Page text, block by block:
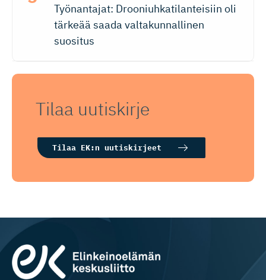
Työnantajat: Drooniuhkatilanteisiin oli
tärkeää saada valtakunnallinen
suositus
Tilaa uutiskirje
Tilaa EK:n uutiskirjeet